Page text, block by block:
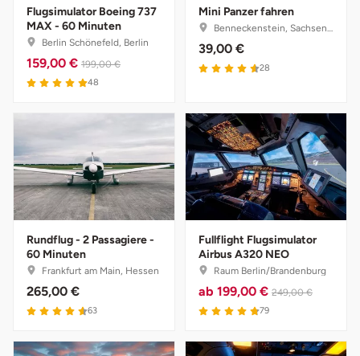
Flugsimulator Boeing 737
MAX - 60 Minuten
Berlin Schönefeld, Berlin
159,00 € 199,00 €
48
Mini Panzer fahren
Benneckenstein, Sachsen-Anhalt
39,00 €
28
Rundflug - 2 Passagiere -
60 Minuten
Frankfurt am Main, Hessen
265,00 €
63
Fullflight Flugsimulator
Airbus A320 NEO
Raum Berlin/Brandenburg
ab 199,00 € 249,00 €
79
Herzogenaurach
Herzogtum Lauenburg
Horb am Neckar
Ibbenbüren
Jena
Jerichower Land
Kamp-Lintfort